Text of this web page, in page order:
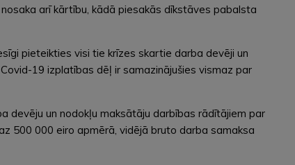
arī kārtību, kādā piesakās dīkstāves pabalsta
pieteikties visi tie krīzes skartie darba devēji un
19 izplatības dēļ ir samazinājušies vismaz par
devēju un nodokļu maksātāju darbības rādītājiem par
500 000 eiro apmērā, vidējā bruto darba samaksa